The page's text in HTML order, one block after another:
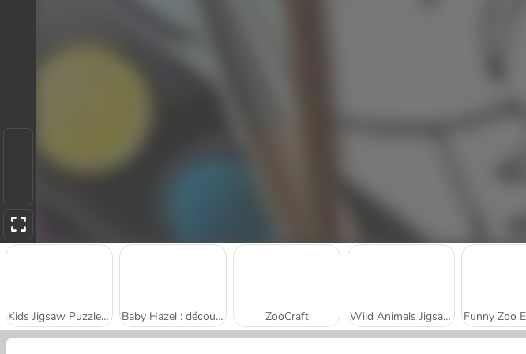
Kids Jigsaw Puzzles: Zoo Fun Baby Hazel : découvrir les animaux ZooCraft Wild Animals Jigsaw Puzzle